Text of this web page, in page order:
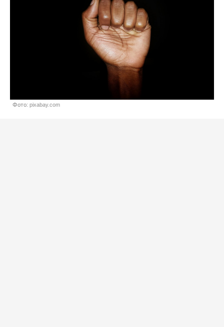
Фото: pixabay.com